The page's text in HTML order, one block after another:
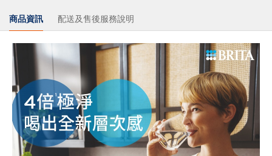
商品資訊 配送及售後服務說明